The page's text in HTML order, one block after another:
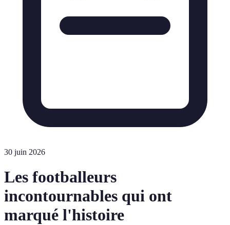
30 juin 2026
Les footballeurs
incontournables qui ont
marqué l'histoire